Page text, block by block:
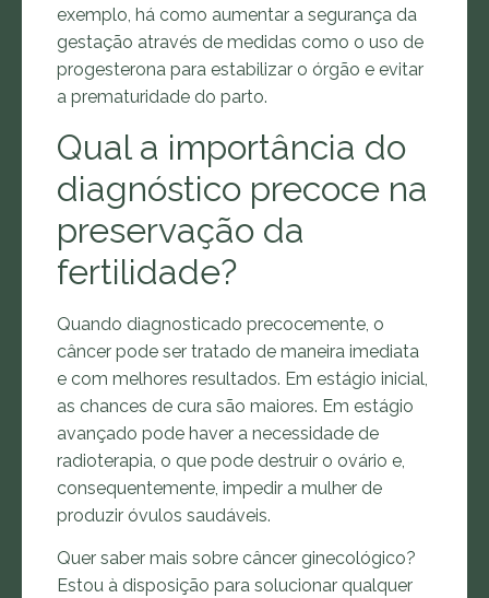
exemplo, há como aumentar a segurança da
gestação através de medidas como o uso de
progesterona para estabilizar o órgão e evitar
a prematuridade do parto.
Qual a importância do
diagnóstico precoce na
preservação da
fertilidade?
Quando diagnosticado precocemente, o
câncer pode ser tratado de maneira imediata
e com melhores resultados. Em estágio inicial,
as chances de cura são maiores. Em estágio
avançado pode haver a necessidade de
radioterapia, o que pode destruir o ovário e,
consequentemente, impedir a mulher de
produzir óvulos saudáveis.
Quer saber mais sobre câncer ginecológico?
Estou à disposição para solucionar qualquer